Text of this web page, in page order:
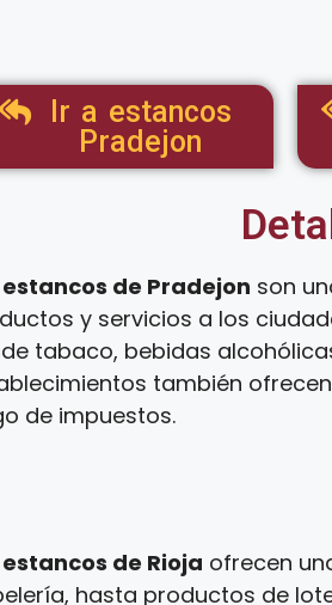
Ir a estancos
Pradejon
estancos de Pradejon son
y servicios a los
tabaco, bebidas
también
de impuestos.
estancos de Rioja ofrecen
hasta productos de